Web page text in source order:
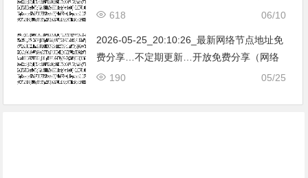
免费节点香港|日本|韩国|新加坡|台湾|马来西
06/10
618
2026-05-25_20:10:26_最新网络节点地址免
费分享…不定期更新…开放免费分享（网络
免费节点香港|日本|韩国|新加坡|台湾|马来西
05/25
190